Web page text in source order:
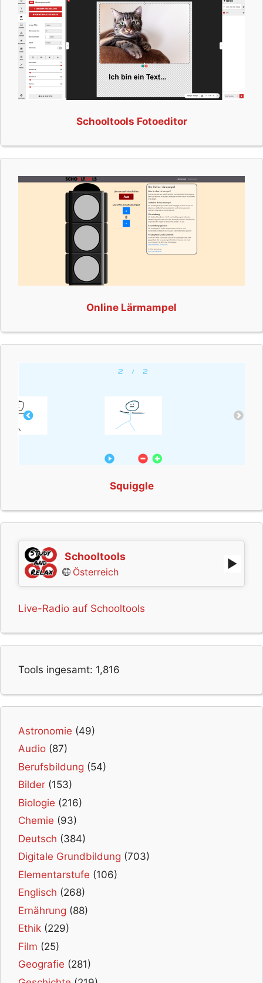
Schooltools Fotoeditor
Online Lärmampel
Squiggle
Schooltools
Österreich
Live-Radio auf Schooltools
Tools ingesamt: 1,816
Astronomie (49)
Audio (87)
Berufsbildung (54)
Bilder (153)
Biologie (216)
Chemie (93)
Deutsch (384)
Digitale Grundbildung (703)
Elementarstufe (106)
Englisch (268)
Ernährung (88)
Ethik (229)
Film (25)
Geografie (281)